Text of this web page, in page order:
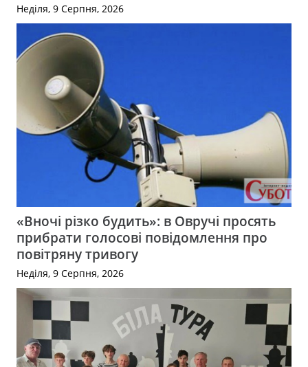
Неділя, 9 Серпня, 2026
«Вночі різко будить»: в Овручі просять
прибрати голосові повідомлення про
повітряну тривогу
Неділя, 9 Серпня, 2026